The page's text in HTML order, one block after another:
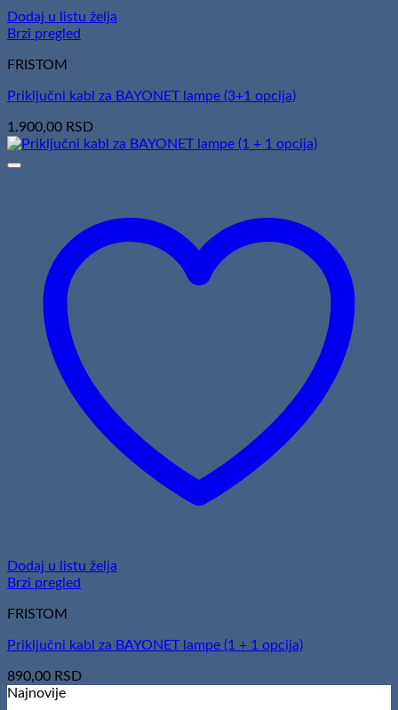
Dodaj u listu želja
Brzi pregled
FRISTOM
Priključni kabl za BAYONET lampe (3+1 opcija)
1.900,00 RSD
Dodaj u listu želja
Brzi pregled
FRISTOM
Priključni kabl za BAYONET lampe (1 + 1 opcija)
890,00 RSD
Najnovije